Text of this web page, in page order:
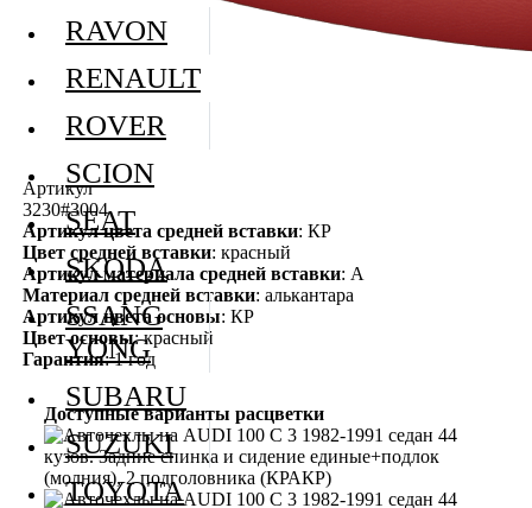
Артикул
3230#3004
Артикул цвета средней вставки: КР
Цвет средней вставки: красный
Артикул материала средней вставки: А
Материал средней вставки: алькантара
Артикул цвета основы: КР
Цвет основы: красный
Гарантия: 1 год
Доступные варианты расцветки
RAVON
RENAULT
ROVER
SCION
SEAT
SKODA
SSANG
YONG
SUBARU
SUZUKI
TOYOTA